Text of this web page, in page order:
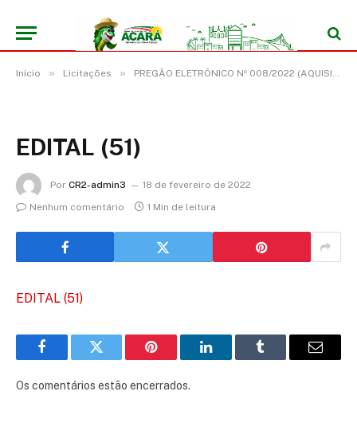
Início » Licitações » PREGÃO ELETRÔNICO Nº 008/2022 (AQUISIÇÃO DE POLTRONAS HOSPITALARES)
EDITAL (51)
Por CR2-admin3
18 de fevereiro de 2022
Nenhum comentário
1 Min de leitura
EDITAL (51)
FacebookTwitter Pinterest LinkedInTumblr
E-
Os comentários estão encerrados.